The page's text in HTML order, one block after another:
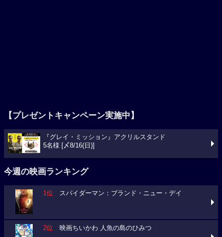
【プレゼントキャンペーン実施中】
『グレイ・ミッション』アクリルスタンド
5名様 [〆8/16(日)]
今週の映画ランキング
1位 スパイダーマン：ブランド・ニュー・デイ
2位 映画ちいかわ 人魚の島のひみつ